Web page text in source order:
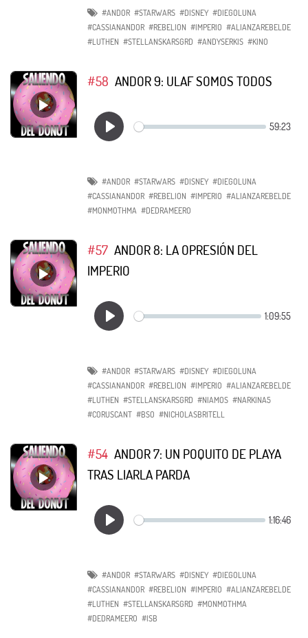
#ANDOR #STARWARS #DISNEY #DIEGOLUNA
#CASSIANANDOR #REBELION #IMPERIO #ALIANZAREBELDE
#LUTHEN #STELLANSKARSGRD #ANDYSERKIS #KINO
#58 ANDOR 9: ULAF SOMOS TODOS
#ANDOR #STARWARS #DISNEY #DIEGOLUNA
#CASSIANANDOR #REBELION #IMPERIO #ALIANZAREBELDE
#MONMOTHMA #DEDRAMEERO
#57 ANDOR 8: LA OPRESIÓN DEL
IMPERIO
#ANDOR #STARWARS #DISNEY #DIEGOLUNA
#CASSIANANDOR #REBELION #IMPERIO #ALIANZAREBELDE
#LUTHEN #STELLANSKARSGRD #NIAMOS #NARKINA5
#CORUSCANT #BSO #NICHOLASBRITELL
#54 ANDOR 7: UN POQUITO DE PLAYA
TRAS LIARLA PARDA
#ANDOR #STARWARS #DISNEY #DIEGOLUNA
#CASSIANANDOR #REBELION #IMPERIO #ALIANZAREBELDE
#LUTHEN #STELLANSKARSGRD #MONMOTHMA
#DEDRAMEERO #ISB